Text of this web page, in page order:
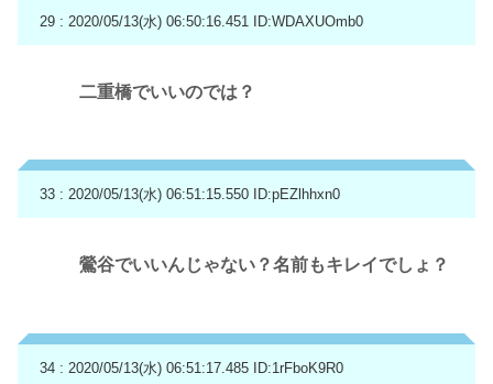
29 : 2020/05/13(水) 06:50:16.451 ID:WDAXUOmb0
二重橋でいいのでは？
33 : 2020/05/13(水) 06:51:15.550 ID:pEZlhhxn0
鶯谷でいいんじゃない？名前もキレイでしょ？
34 : 2020/05/13(水) 06:51:17.485 ID:1rFboK9R0